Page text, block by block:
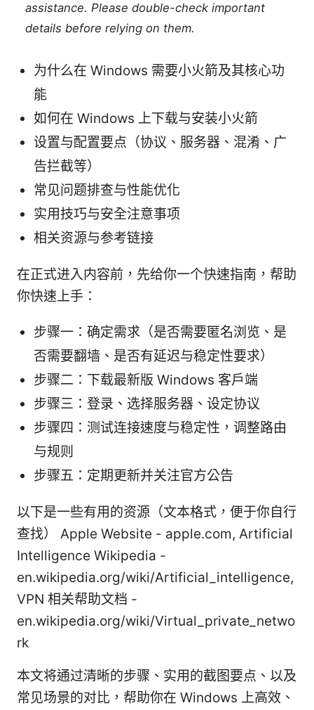
assistance. Please double-check important
details before relying on them.
为什么在 Windows 需要小火箭及其核心功
能
如何在 Windows 上下载与安装小火箭
设置与配置要点（协议、服务器、混淆、广
告拦截等）
常见问题排查与性能优化
实用技巧与安全注意事项
相关资源与参考链接
在正式进入内容前，先给你一个快速指南，帮助
你快速上手：
步骤一：确定需求（是否需要匿名浏览、是
否需要翻墙、是否有延迟与稳定性要求）
步骤二：下载最新版 Windows 客户端
步骤三：登录、选择服务器、设定协议
步骤四：测试连接速度与稳定性，调整路由
与规则
步骤五：定期更新并关注官方公告
以下是一些有用的资源（文本格式，便于你自行
查找） Apple Website - apple.com, Artificial
Intelligence Wikipedia -
en.wikipedia.org/wiki/Artificial_intelligence,
VPN 相关帮助文档 -
en.wikipedia.org/wiki/Virtual_private_netwo
rk
本文将通过清晰的步骤、实用的截图要点、以及
常见场景的对比，帮助你在 Windows 上高效、